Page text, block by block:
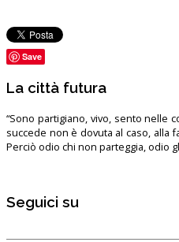
Save
La città futura
“Sono partigiano, vivo, sento nelle
succede non è dovuta al caso, alla
Perciò odio chi non parteggia, odio
Seguici su